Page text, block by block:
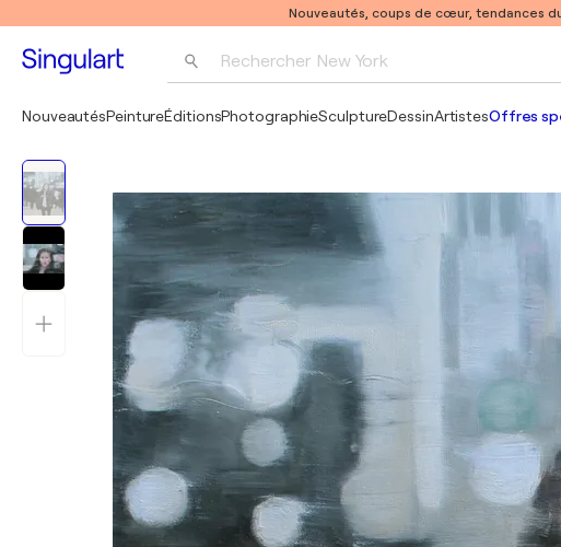
Nouveautés, coups de cœur, tendances
Rechercher New York
Pablo Picasso
NouveautésPeintureÉditionsPhotographieSculptureDessinArtistesOffres